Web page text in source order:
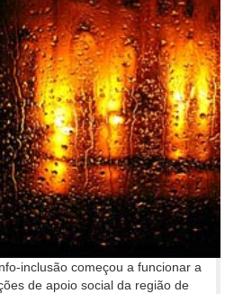
inclusão começou a funcionar a
de apoio social da região de